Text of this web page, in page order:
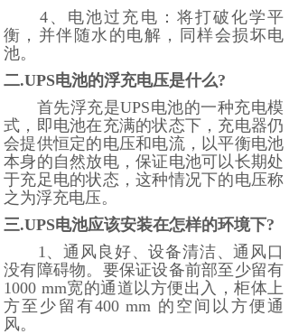
4、电池过充电：将打破化学平
衡，并伴随水的电解，同样会损坏电
池。
二.UPS电池的浮充电压是什么?
首先浮充是UPS电池的一种充电模
式，即电池在充满的状态下，充电器仍
会提供恒定的电压和电流，以平衡电池
本身的自然放电，保证电池可以长期处
于充足电的状态，这种情况下的电压称
之为浮充电压。
三.UPS电池应该安装在怎样的环境下?
1、通风良好、设备清洁、通风口
没有障碍物。要保证设备前部至少留有
1000 mm宽的通道以方便出入，柜体上
方至少留有400 mm 的空间以方便通
风。